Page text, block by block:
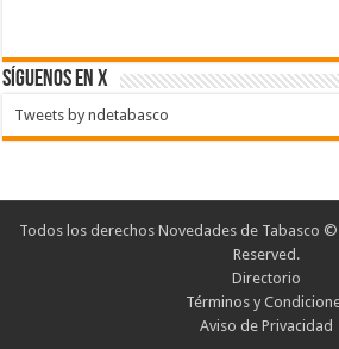
SÍGUENOS EN X
Tweets by ndetabasco
Todos los derechos Novedades de Tabasco
Reserved.
Directorio
Términos y
Aviso de Privacidad